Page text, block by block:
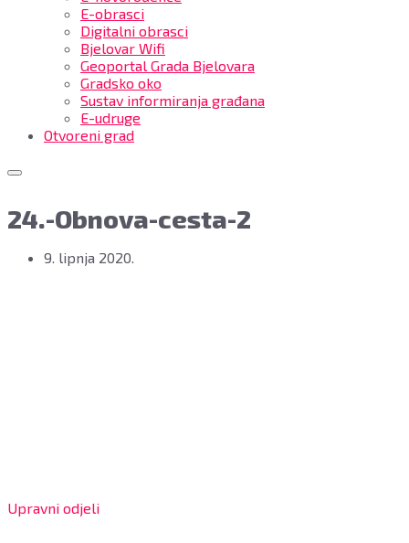
E-obrasci
Digitalni obrasci
Bjelovar Wifi
Geoportal Grada Bjelovara
Gradsko oko
Sustav informiranja građana
E-udruge
Otvoreni grad
24.-Obnova-cesta-2
9. lipnja 2020.
Upravni odjeli